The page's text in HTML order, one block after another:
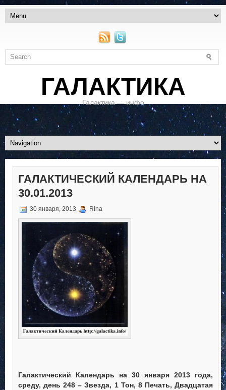
ГАЛАКТИКА
Галактика — инфо
ГАЛАКТИЧЕСКИЙ КАЛЕНДАРЬ НА
30.01.2013
30 января, 2013 Rina
Галактический Календарь на 30 января 2013 года,
среду, день 248 – Звезда, 1 Тон, 8 Печать, Двадцатая